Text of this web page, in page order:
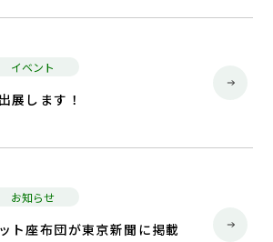
イベント
展します！
お知らせ
ト座布団が東京新聞に掲載